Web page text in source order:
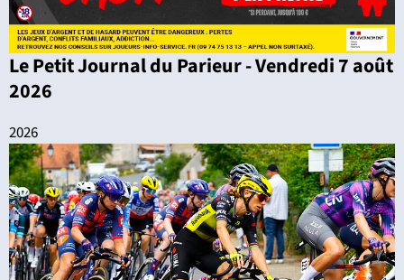
Le Petit Journal du Parieur - Vendredi 7 août
2026
2026